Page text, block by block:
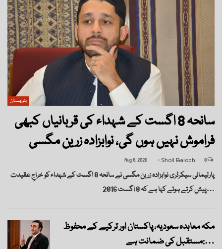
بلوچستان
سانحہ 8 اگست کے شہداء کی قربانیاں کبھی
فراموش نہیں ہوں گی، نوابزادہ زرین مگسی
Shoil Baloch
Aug 8, 2026
پارلیمانی سیکرٹری نوابزادہ زرین مگسی نے سانحہ 8 اگست کے شہداء کو خراجِ عقیدت
پیش کرتے ہوئے کہا ہے کہ 8 اگست 2016…
مکہ معاہدہ سعودیہ، پاکستان اور ترکیے کے محفوظ
مستقبل کی ضمانت ہے:…